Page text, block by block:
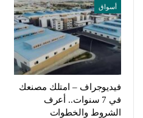
أسواق
فيديوجراف – امتلك مصنعك
في 7 سنوات.. أعرف
الشروط والخطوات